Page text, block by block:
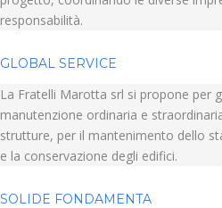
responsabilità.
GLOBAL SERVICE
La Fratelli Marotta srl si propone per
manutenzione ordinaria e
strutture, per il mantenimento dello
e la conservazione degli edifici.
SOLIDE FONDAMENTA